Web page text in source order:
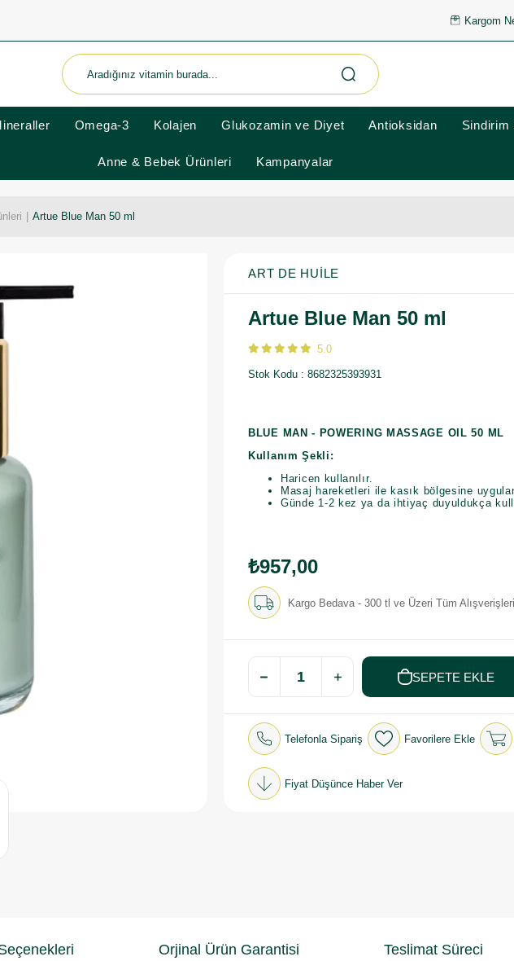
Kargom
Omega-3 Kolajen Glukozamin ve Diyet Antioksidan Sindirim
Anne & Bebek Ürünleri Kampanyalar
Artue Blue Man 50 ml
ART DE HUILE
Artue Blue Man 50 ml
5.0
Stok Kodu 8682325393931
BLUE MAN - POWERING MASSAGE OIL 50 ML
Kullanım Şekli:
Haricen kullanılır.
Masaj hareketleri ile kasık bölgesine
Günde 1-2 kez ya da ihtiyaç duyuldukça
₺957,00
Kargo Bedava - 300 tl ve Üzeri Tüm
Telefonla Sipariş Favorilere Ekle
Fiyat Düşünce Haber Ver
Orjinal Ürün Garantisi Teslimat Süreci